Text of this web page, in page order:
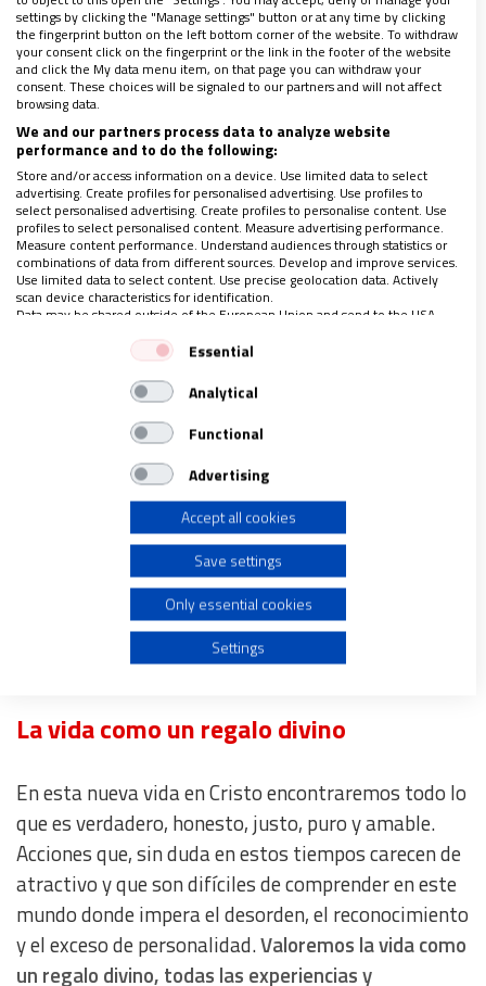
Desafortunadamente no todos identificamos esa
vida espiritual, carecemos de un encuentro sincero
con Dios ymuchos no le han conocido en sus vidas,
rezamos, asistimos a misa, somos agradecidos con
Él, pero no entendemos la promesa que se nos ha
dado: La vida eterna. El apóstol Pablo expresa de
vivo yo, mas vive Cristo en mí”. (Fil. 1,21; Gál. 2, 20b)
Es una vida donde soy responsable de mis acciones
y elijo abandonarme a lo que el amor de Dios tenga
para mí, es tener sentimientos de amor, de bondad,
humildad y compasión por los demás, de esta
manera la vida del creyente es mucho más que una
postura, se trata devivir verdaderamente en
Cristo, es mi vida, la cual ahora es de Él, mi libertad
en manos del alfarero, mi voluntad en quien todo lo
puede y que desea el bien para mí.
La vida como un regalo divino
En esta nueva vida en Cristo encontraremos todo lo
que es verdadero, honesto, justo, puro y amable.
Acciones que, sin duda en estos tiempos carecen de
atractivo y que son difíciles de comprender en este
mundo donde impera el desorden, el reconocimiento
y el exceso de personalidad.Valoremos la vida como
un regalo divino, todas las experiencias y
settings by clicking the "Manage settings" button or at any time by clicking
the fingerprint button on the left bottom corner of the website. To withdraw
your consent click on the fingerprint or the link in the footer of the website
and click the My data menu item, on that page you can withdraw your
consent. These choices will be signaled to our partners and will not affect
browsing data.
We and our partners process data to analyze website
performance and to do the following:
Store and/or access information on a device. Use limited data to select
advertising. Create profiles for personalised advertising. Use profiles to
select personalised advertising. Create profiles to personalise content. Use
profiles to select personalised content. Measure advertising performance.
Measure content performance. Understand audiences through statistics or
combinations of data from different sources. Develop and improve services.
Use limited data to select content. Use precise geolocation data. Actively
scan device characteristics for identification.
Data may be shared outside of the European Union and send to the USA.
Your consent and the cookie policy applies solely to this website/app.
View Partner List (1 IAB Vendors)
We use your data for the following purposes:
IAB processing purposes:
Use limited data to select advertising
Create profiles for personalised advertising
Use profiles to select personalised advertising
Measure advertising performance
Measure content performance
Understand audiences through statistics or combinations
of data from different sources
Essential
Analytical
Functional
Advertising
Accept all cookies
Save settings
Only essential cookies
Settings